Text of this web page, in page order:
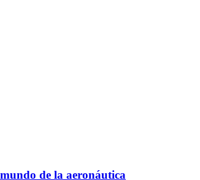
de la aeronáutica